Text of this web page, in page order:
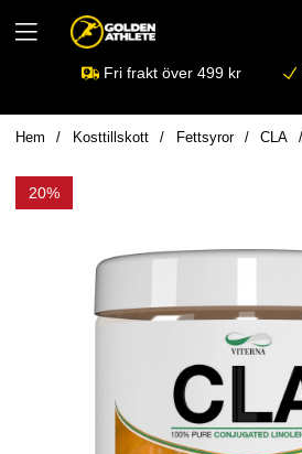
Fri frakt över 499 kr
Hem Kosttillskott Fettsyror CLA
20%